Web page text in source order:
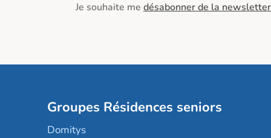
Je souhaite me désabonner de la newsletter
Groupes Résidences seniors
Domitys